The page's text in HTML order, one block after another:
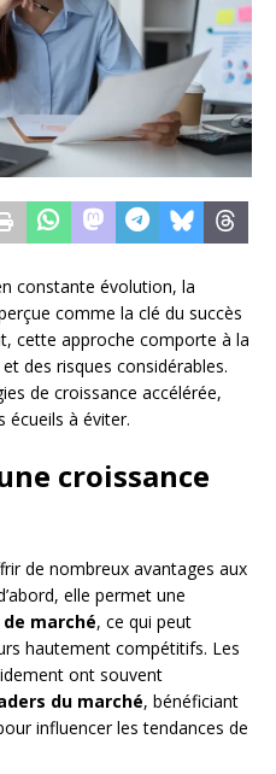
constante évolution, la
comme la clé du succès
cette approche comporte à la
des risques considérables.
de croissance accélérée,
écueils à éviter.
croissance
de nombreux avantages aux
elle permet une
marché, ce qui peut
hautement compétitifs. Les
ont souvent
du marché, bénéficiant
influencer les tendances de